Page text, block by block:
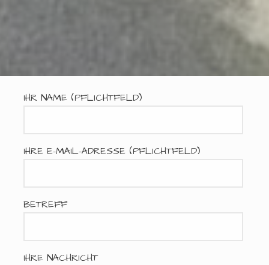
IHR NAME (PFLICHTFELD)
IHRE E-MAIL-ADRESSE (PFLICHTFELD)
BETREFF
IHRE NACHRICHT